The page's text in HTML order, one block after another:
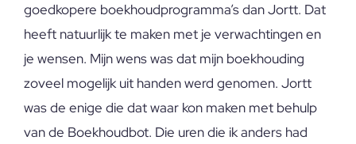
goedkopere boekhoudprogramma’s dan Jortt. Dat
heeft natuurlijk te maken met je verwachtingen en
je wensen. Mijn wens was dat mijn boekhouding
zoveel mogelijk uit handen werd genomen. Jortt
was de enige die dat waar kon maken met behulp
van de Boekhoudbot. Die uren die ik anders had